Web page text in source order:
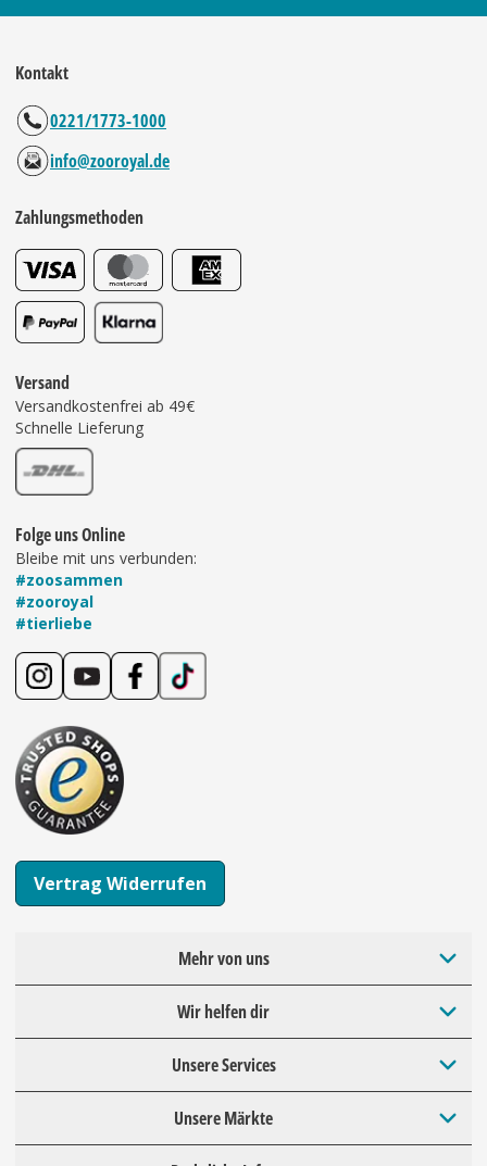
Kontakt
0221/1773-1000
info@zooroyal.de
Zahlungsmethoden
Versand
Versandkostenfrei ab 49€
Schnelle Lieferung
Folge uns Online
Bleibe mit uns verbunden:
#zoosammen
#zooroyal
#tierliebe
Vertrag Widerrufen
Mehr von uns
Wir helfen dir
Unsere Services
Unsere Märkte